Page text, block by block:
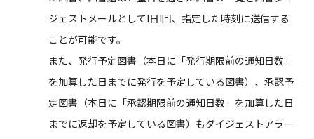
ジェストメールとして1日1回、指定した時刻に送信する
ことが可能です。
また、発行予定図書（本日に「発行期限前の通知日数」
を加算した日までに発行を予定している図書）、承認予
定図書（本日に「承認期限前の通知日数」を加算した日
までに返却を予定している図書）もダイジェストアラー